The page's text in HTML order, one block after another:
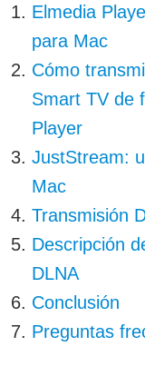
Elmedia
para Mac
Cómo
Smart TV de
Player
JustStream:
Mac
Transmisión
Descripción
DLNA
Conclusión
Preguntas